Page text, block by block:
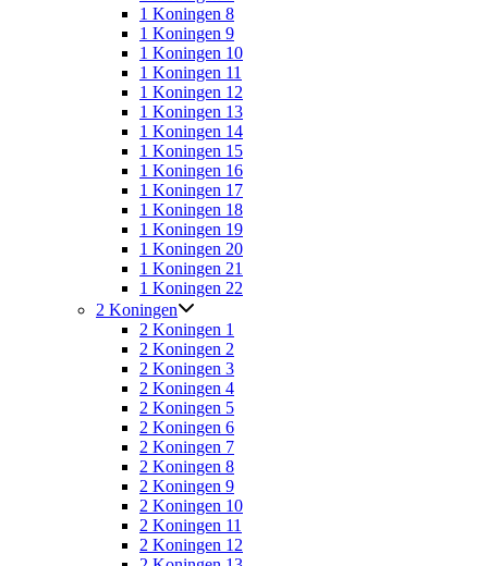
1 Koningen 8
1 Koningen 9
1 Koningen 10
1 Koningen 11
1 Koningen 12
1 Koningen 13
1 Koningen 14
1 Koningen 15
1 Koningen 16
1 Koningen 17
1 Koningen 18
1 Koningen 19
1 Koningen 20
1 Koningen 21
1 Koningen 22
2 Koningen
2 Koningen 1
2 Koningen 2
2 Koningen 3
2 Koningen 4
2 Koningen 5
2 Koningen 6
2 Koningen 7
2 Koningen 8
2 Koningen 9
2 Koningen 10
2 Koningen 11
2 Koningen 12